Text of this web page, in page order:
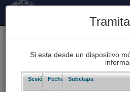
Proyectos de Ley
Si esta desde un dispositivo
Sesión/Leg.
Fecha Subetapa